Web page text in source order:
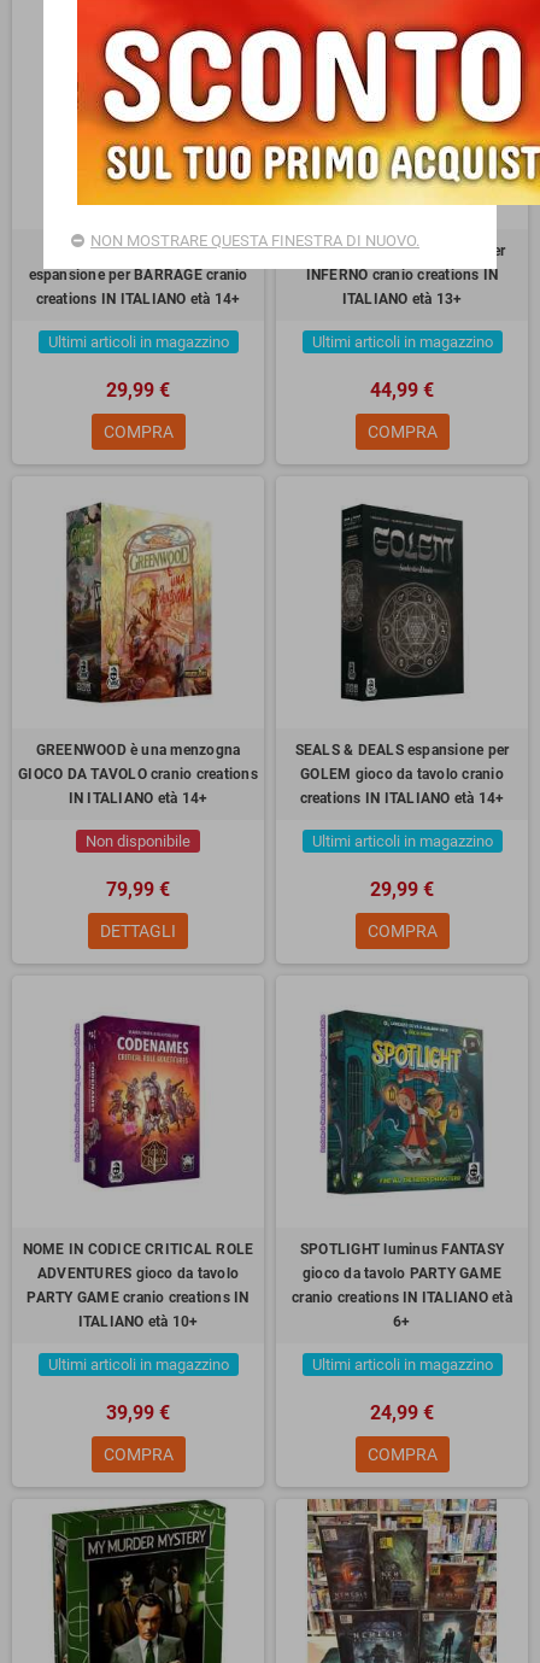
THE CHINA CHALLENGE
espansione per BARRAGE cranio
creations IN ITALIANO età 14+
Ultimi articoli in magazzino
29,99 €
COMPRA
INFERNO 1348 espansione per
INFERNO cranio creations IN
ITALIANO età 13+
Ultimi articoli in magazzino
44,99 €
COMPRA
GREENWOOD è una menzogna
GIOCO DA TAVOLO cranio creations
IN ITALIANO età 14+
Non disponibile
79,99 €
DETTAGLI
SEALS & DEALS espansione per
GOLEM gioco da tavolo cranio
creations IN ITALIANO età 14+
Ultimi articoli in magazzino
29,99 €
COMPRA
NOME IN CODICE CRITICAL ROLE
ADVENTURES gioco da tavolo
PARTY GAME cranio creations IN
ITALIANO età 10+
Ultimi articoli in magazzino
39,99 €
COMPRA
SPOTLIGHT luminus FANTASY
gioco da tavolo PARTY GAME
cranio creations IN ITALIANO età
6+
Ultimi articoli in magazzino
24,99 €
COMPRA
NON MOSTRARE QUESTA FINESTRA DI NUOVO.